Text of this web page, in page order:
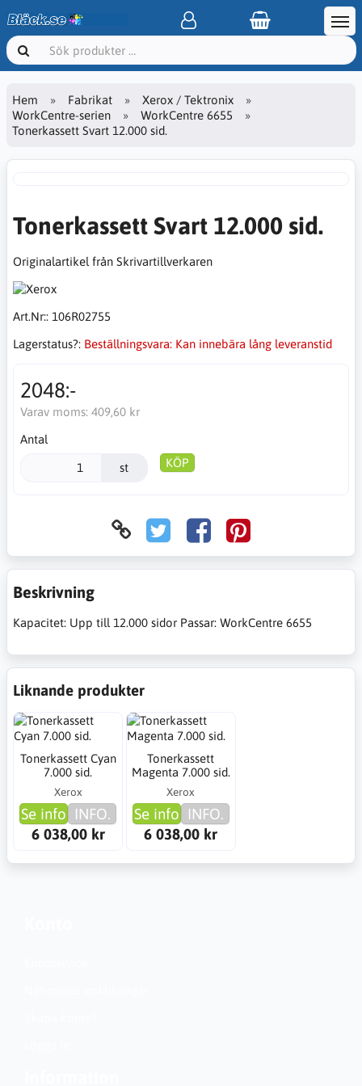
Hem Fabrikat
Xerox / Tektronix
WorkCentre-serien
WorkCentre 6655
Tonerkassett Svart 12.000 sid.
Tonerkassett Svart 12.000 sid.
Originalartikel från Skrivartillverkaren
Art.Nr:: 106R02755
Lagerstatus?: Beställningsvara: Kan innebära lång leveranstid
2048:-
Varav moms: 409,60 kr
Antal
st KÖP
Beskrivning
Kapacitet: Upp till 12.000 sidor Passar: WorkCentre 6655
Liknande produkter
Tonerkassett Cyan
7.000 sid.
Xerox
Se info INFO.
6 038,00 kr
Tonerkassett
Magenta 7.000 sid.
Xerox
Se info INFO.
6 038,00 kr